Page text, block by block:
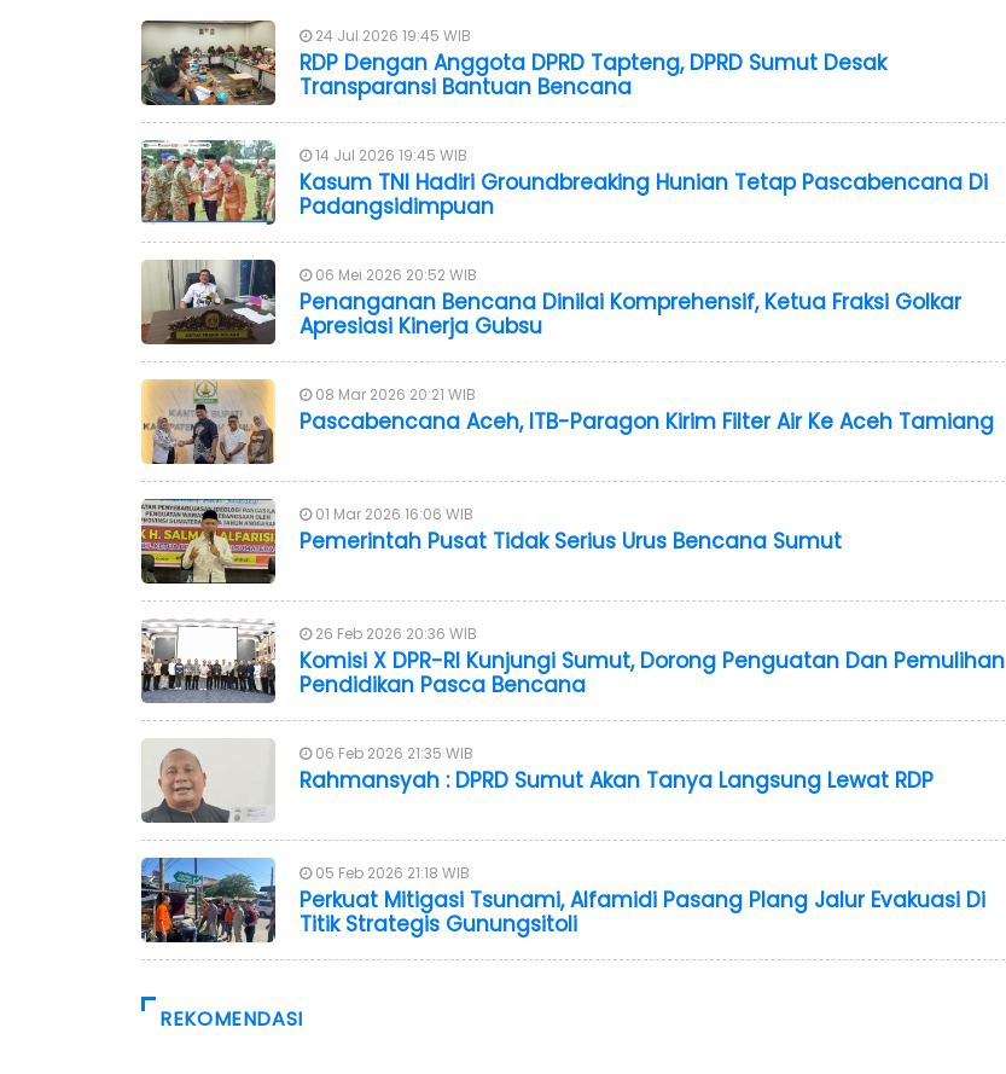
24 Jul 2026 19:45 WIB
RDP Dengan Anggota DPRD Tapteng, DPRD Sumut Desak
Transparansi Bantuan Bencana
14 Jul 2026 19:45 WIB
Kasum TNI Hadiri Groundbreaking Hunian Tetap Pascabencana Di
Padangsidimpuan
06 Mei 2026 20:52 WIB
Penanganan Bencana Dinilai Komprehensif, Ketua Fraksi Golkar
Apresiasi Kinerja Gubsu
08 Mar 2026 20:21 WIB
Pascabencana Aceh, ITB-Paragon Kirim Filter Air Ke Aceh Tamiang
01 Mar 2026 16:06 WIB
Pemerintah Pusat Tidak Serius Urus Bencana Sumut
26 Feb 2026 20:36 WIB
Komisi X DPR-RI Kunjungi Sumut, Dorong Penguatan Dan Pemulihan
Pendidikan Pasca Bencana
06 Feb 2026 21:35 WIB
Rahmansyah : DPRD Sumut Akan Tanya Langsung Lewat RDP
05 Feb 2026 21:18 WIB
Perkuat Mitigasi Tsunami, Alfamidi Pasang Plang Jalur Evakuasi Di
Titik Strategis Gunungsitoli
REKOMENDASI